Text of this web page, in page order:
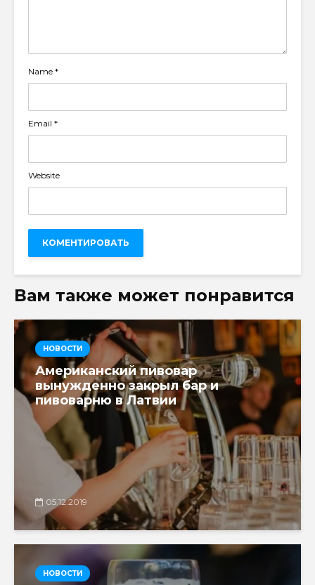
Name *
Email *
Website
Вам также может понравится
НОВОСТИ
Американский пивовар
вынужденно закрыл бар и
пивоварню в Латвии
05.12.2019
НОВОСТИ